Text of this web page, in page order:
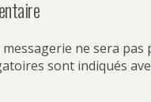
ne sera pas
sont indiqués